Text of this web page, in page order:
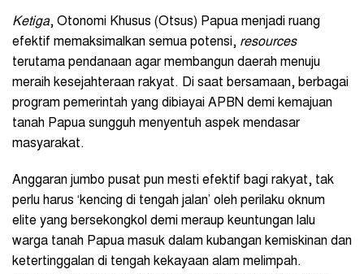
Ketiga, Otonomi Khusus (Otsus) Papua menjadi ruang
efektif memaksimalkan semua potensi, resources
terutama pendanaan agar membangun daerah menuju
meraih kesejahteraan rakyat. Di saat bersamaan, berbagai
program pemerintah yang dibiayai APBN demi kemajuan
tanah Papua sungguh menyentuh aspek mendasar
masyarakat.
Anggaran jumbo pusat pun mesti efektif bagi rakyat, tak
perlu harus ‘kencing di tengah jalan’ oleh perilaku oknum
elite yang bersekongkol demi meraup keuntungan lalu
warga tanah Papua masuk dalam kubangan kemiskinan dan
ketertinggalan di tengah kekayaan alam melimpah.